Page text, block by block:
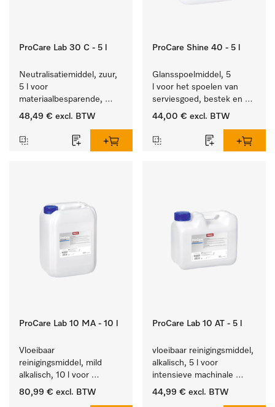
ProCare Lab 30 C - 5 l
Neutralisatiemiddel, zuur,
5 l voor
materiaalbesparende,
machinale reiniging van
gerei.
48,49 € excl. BTW
ProCare Shine 40 - 5 l
Glansspoelmiddel, 5
l voor het spoelen van
serviesgoed, bestek en
ideaal voor glazen.
44,00 € excl. BTW
ProCare Lab 10 MA - 10 l
Vloeibaar
reinigingsmiddel, mild
alkalisch, 10 l voor
materiaalbesparende,
80,99 € excl. BTW
ProCare Lab 10 AT - 5 l
vloeibaar reinigingsmiddel,
alkalisch, 5 l voor
intensieve machinale
reiniging van
44,99 € excl. BTW